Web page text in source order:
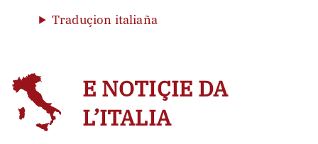
Traduçion italiaña
E NOTIÇIE DA
L’ITALIA